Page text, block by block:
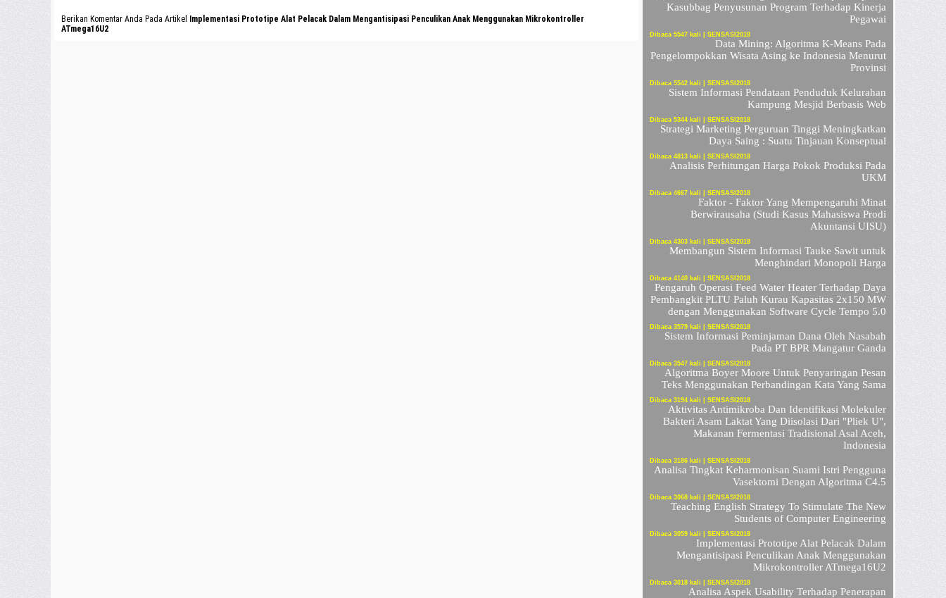
Berikan Komentar Anda Pada Artikel
Implementasi Prototipe Alat Pelacak Dalam Mengantisipasi Penculikan Anak Menggunakan Mikrokontroller
ATmega16U2
Kasubbag Penyusunan Program Terhadap Kinerja
Pegawai
Dibaca 5547 kali | SENSASI2018
Data Mining: Algoritma K-Means Pada
Pengelompokkan Wisata Asing ke Indonesia Menurut
Provinsi
Dibaca 5542 kali | SENSASI2018
Sistem Informasi Pendataan Penduduk Kelurahan
Kampung Mesjid Berbasis Web
Dibaca 5344 kali | SENSASI2018
Strategi Marketing Perguruan Tinggi Meningkatkan
Daya Saing : Suatu Tinjauan Konseptual
Dibaca 4813 kali | SENSASI2018
Analisis Perhitungan Harga Pokok Produksi Pada
UKM
Dibaca 4667 kali | SENSASI2018
Faktor - Faktor Yang Mempengaruhi Minat
Berwirausaha (Studi Kasus Mahasiswa Prodi
Akuntansi UISU)
Dibaca 4303 kali | SENSASI2018
Membangun Sistem Informasi Tauke Sawit untuk
Menghindari Monopoli Harga
Dibaca 4140 kali | SENSASI2018
Pengaruh Operasi Feed Water Heater Terhadap Daya
Pembangkit PLTU Paluh Kurau Kapasitas 2x150 MW
dengan Menggunakan Software Cycle Tempo 5.0
Dibaca 3579 kali | SENSASI2018
Sistem Informasi Peminjaman Dana Oleh Nasabah
Pada PT BPR Mangatur Ganda
Dibaca 3547 kali | SENSASI2018
Algoritma Boyer Moore Untuk Penyaringan Pesan
Teks Menggunakan Perbandingan Kata Yang Sama
Dibaca 3194 kali | SENSASI2018
Aktivitas Antimikroba Dan Identifikasi Molekuler
Bakteri Asam Laktat Yang Diisolasi Dari "Pliek U",
Makanan Fermentasi Tradisional Asal Aceh,
Indonesia
Dibaca 3186 kali | SENSASI2018
Analisa Tingkat Keharmonisan Suami Istri Pengguna
Vasektomi Dengan Algoritma C4.5
Dibaca 3068 kali | SENSASI2018
Teaching English Strategy To Stimulate The New
Students of Computer Engineering
Dibaca 3059 kali | SENSASI2018
Implementasi Prototipe Alat Pelacak Dalam
Mengantisipasi Penculikan Anak Menggunakan
Mikrokontroller ATmega16U2
Dibaca 3018 kali | SENSASI2018
Analisa Aspek Usability Terhadap Penerapan